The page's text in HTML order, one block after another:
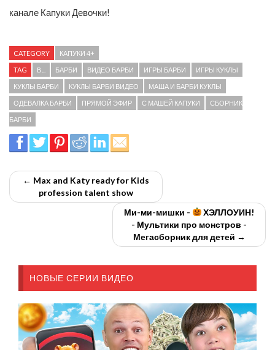
канале Капуки Девочки!
CATEGORY КАПУКИ 4+
TAG B... БАРБИ ВИДЕО БАРБИ ИГРЫ БАРБИ ИГРЫ КУКЛЫ
КУКЛЫ БАРБИ КУКЛЫ БАРБИ ВИДЕО МАША И БАРБИ КУКЛЫ
ОДЕВАЛКА БАРБИ ПРЯМОЙ ЭФИР С МАШЕЙ КАПУКИ СБОРНИК
БАРБИ
← Max and Katy ready for Kids
profession talent show
Ми-ми-мишки -
ХЭЛЛОУИН!
- Мультики про монстров -
Мегасборник для детей →
НОВЫЕ СЕРИИ ВИДЕО